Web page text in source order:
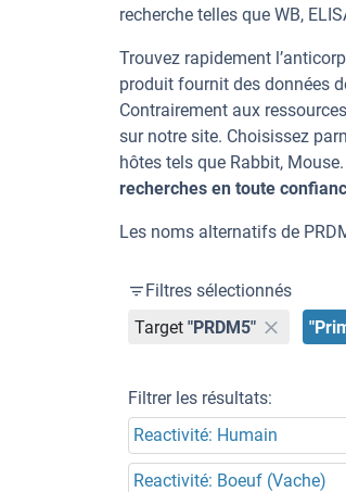
recherche telles que WB,
Trouvez rapidement
produit fournit des données
Contrairement aux
sur notre site. Choisissez
hôtes tels que Rabbit, Mouse.
recherches en toute
Les noms alternatifs de
Filtres sélectionnés
Target "PRDM5"
Filtrer les résultats:
Reactivité: Humain
Reactivité: Boeuf (Vache)